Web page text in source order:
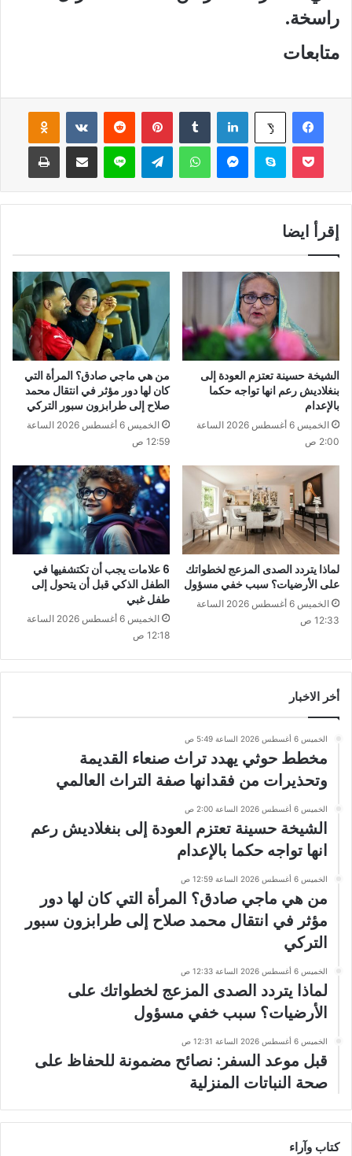
راسخة.
متابعات
فيسبوك ‫X لينكدإن بينتيريست
سكايب واتساب لاين
إقرأ ايضا
الشيخة حسينة تعتزم العودة إلى
بنغلاديش رعم انها تواجه حكما
بالإعدام
الخميس 6 أغسطس 2026 الساعة
2:00 ص
من هي ماجي صادق؟ المرأة التي
كان لها دور مؤثر في انتقال محمد
صلاح إلى طرابزون سبور التركي
الخميس 6 أغسطس 2026 الساعة
12:59 ص
لماذا يتردد الصدى المزعج لخطواتك
على الأرضيات؟ سبب خفي مسؤول
الخميس 6 أغسطس 2026 الساعة
12:33 ص
6 علامات يجب أن تكتشفيها في
الطفل الذكي قبل أن يتحول إلى
طفل غبي
الخميس 6 أغسطس 2026 الساعة
12:18 ص
أخر الاخبار
الخميس 6 أغسطس 2026 الساعة 5:49 ص
مخطط حوثي يهدد تراث صنعاء القديمة
وتحذيرات من فقدانها صفة التراث العالمي
الخميس 6 أغسطس 2026 الساعة 2:00 ص
الشيخة حسينة تعتزم العودة إلى بنغلاديش رعم
انها تواجه حكما بالإعدام
الخميس 6 أغسطس 2026 الساعة 12:59 ص
من هي ماجي صادق؟ المرأة التي كان لها دور
مؤثر في انتقال محمد صلاح إلى طرابزون سبور
التركي
الخميس 6 أغسطس 2026 الساعة 12:33 ص
لماذا يتردد الصدى المزعج لخطواتك على
الأرضيات؟ سبب خفي مسؤول
الخميس 6 أغسطس 2026 الساعة 12:31 ص
قبل موعد السفر: نصائح مضمونة للحفاظ على
صحة النباتات المنزلية
كتاب وآراء